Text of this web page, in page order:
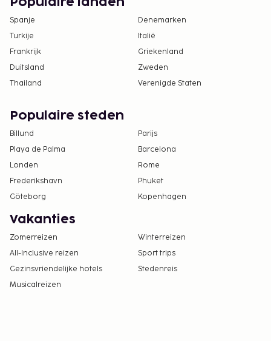
Spanje
Denemarken
Turkije
Italië
Frankrijk
Griekenland
Duitsland
Zweden
Thailand
Verenigde Staten
Populaire steden
Billund
Parijs
Playa de Palma
Barcelona
Londen
Rome
Frederikshavn
Phuket
Göteborg
Kopenhagen
Vakanties
Zomerreizen
Winterreizen
All-Inclusive reizen
Sport trips
Gezinsvriendelijke hotels
Stedenreis
Musicalreizen